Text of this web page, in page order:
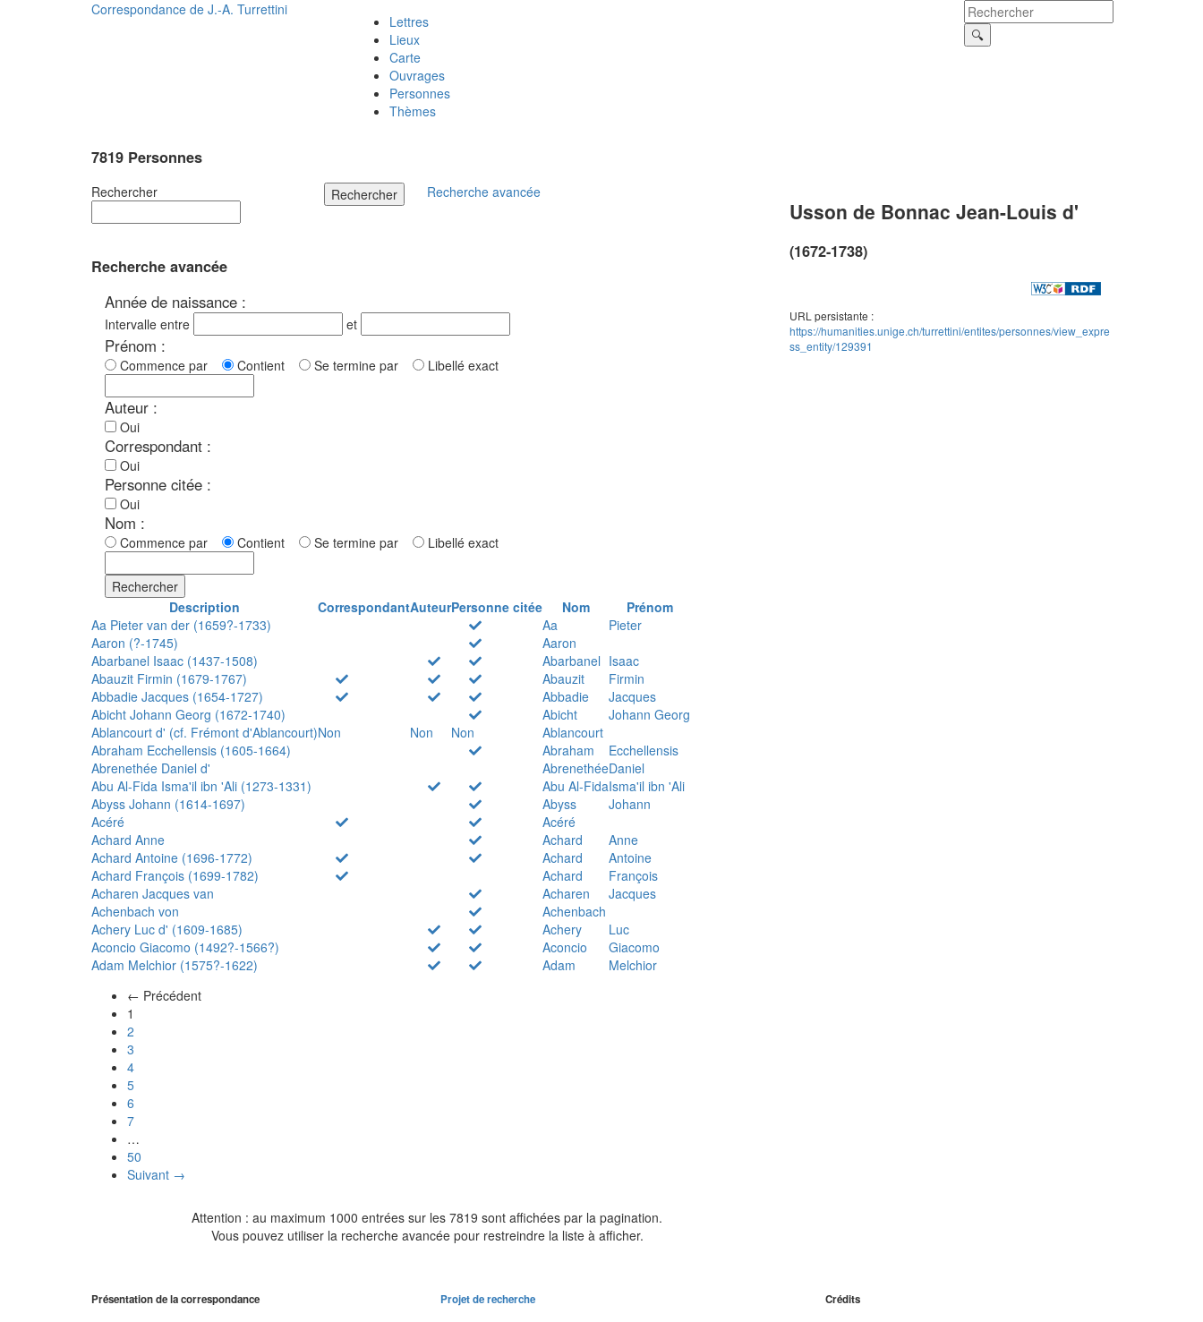
Correspondance de J.-A. Turrettini
Lettres
Lieux
Carte
Ouvrages
Personnes
Thèmes
7819 Personnes
Rechercher Rechercher Recherche avancée
Recherche avancée
Année de naissance :
Intervalle entre et
Prénom :
Commence par Contient Se termine par Libellé exact
Auteur :
Oui
Correspondant :
Oui
Personne citée :
Oui
Nom :
Commence par Contient Se termine par Libellé exact
Rechercher
Description
CorrespondantAuteurPersonne citée Nom
Prénom
Aa Pieter van der (1659?-1733)
Aa
Pieter
Aaron (?-1745)
Aaron
Abarbanel Isaac (1437-1508)
Abarbanel Isaac
Abauzit Firmin (1679-1767)
Abauzit
Firmin
Abbadie Jacques (1654-1727)
Abbadie
Jacques
Abicht Johann Georg (1672-1740)
Abicht
Johann Georg
Ablancourt d' (cf. Frémont d'Ablancourt)Non Non Non
Ablancourt
Abraham Ecchellensis (1605-1664)
Abraham
Ecchellensis
Abrenethée Daniel d'
AbrenethéeDaniel
Abu Al-Fida Isma'il ibn 'Ali (1273-1331)
Abu Al-FidaIsma'il ibn 'Ali
Abyss Johann (1614-1697)
Abyss
Johann
Acéré
Acéré
Achard Anne
Achard
Anne
Achard Antoine (1696-1772)
Achard
Antoine
Achard François (1699-1782)
Achard
François
Acharen Jacques van
Acharen
Jacques
Achenbach von
Achenbach
Achery Luc d' (1609-1685)
Achery
Luc
Aconcio Giacomo (1492?-1566?)
Aconcio
Giacomo
Adam Melchior (1575?-1622)
Adam
Melchior
← Précédent
1
2
3
4
5
6
7
…
50
Suivant →
Attention : au maximum 1000 entrées sur les 7819 sont affichées par la pagination.
Vous pouvez utiliser la recherche avancée pour restreindre la liste à afficher.
Usson de Bonnac Jean-Louis d'
(1672-1738)
URL persistante :
https://humanities.unige.ch/turrettini/entites/personnes/view_expre
ss_entity/129391
Présentation de la correspondance Projet de recherche Crédits